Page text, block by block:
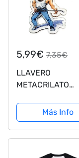
5,99€ 7,35€
LLAVERO
METACRILATO
CON MICROFONO
ACK-0229
MUSICAL -
Más Info